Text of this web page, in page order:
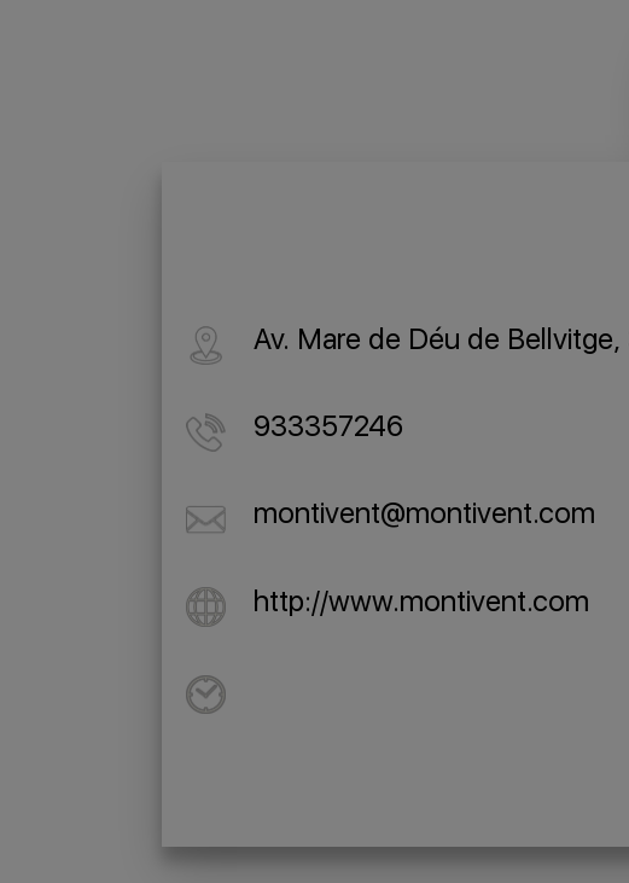
Av. Mare de Déu de
933357246
montivent@montivent.com
http://www.montivent.com